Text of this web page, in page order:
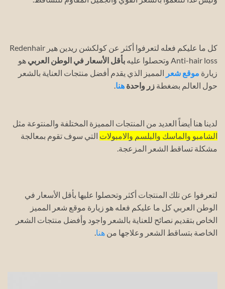
كل ما عليكم فعله لتعرفوا أكثر عن كولكشن ريدين هير Redenhair
Anti-hair loss وتحصلوا عليه
بأقل الأسعار في الوطن العربي هو
زيارة موقع شعر المميز الذي يقدم أفضل منتجات العناية بالشعر
حول العالم بضغطة زر واحدة هنا.
لدينا هنا أيضاً العديد من المنتجات المميزة المختلفة والمنتوعة مثل
الشامبو والماسك والبلسم والامبولات التي سوف تقوم بمعالجة
مشكلة تساقط الشعر المزعجة.
لتعرفوا عن تلك المنتجات أكثر وتحصلوا عليها بأقل الأسعار في
الوطن العربي كل ما عليكم فعله هو زيارة موقع شعر المميز
الخاص بتقديم نصائح للعناية بالشعر واجود وأفضل منتجات الشعر
الخاصة بتساقط الشعر وعلاجها من هنا